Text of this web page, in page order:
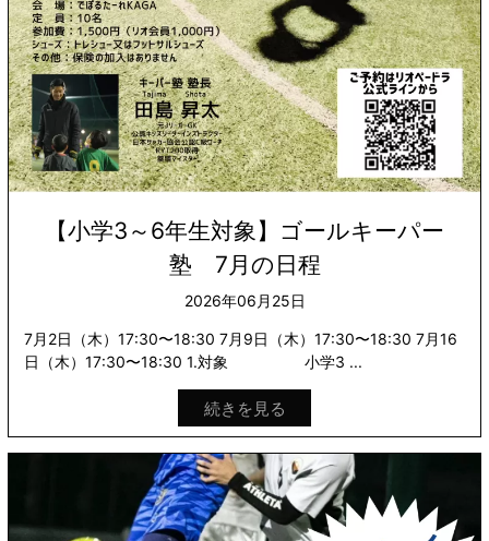
【小学3～6年生対象】ゴールキーパー
塾 7月の日程
2026年06月25日
7月2日（木）17:30〜18:30 7月9日（木）17:30〜18:30 7月16
日（木）17:30〜18:30 1.対象 小学3 ...
続きを見る